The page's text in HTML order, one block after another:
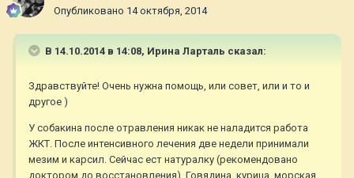
Опубликовано 14 октября, 2014
В 14.10.2014 в 14:08, Ирина Ларталь сказал:
Здравствуйте! Очень нужна помощь, или совет, или и то и
другое )
У собакина после отравления никак не наладится работа
ЖКТ. После интенсивного лечения две недели принимали
мезим и карсил. Сейчас ест натуралку (рекомендовано
доктором до восстановления). Говядина, курица, морская